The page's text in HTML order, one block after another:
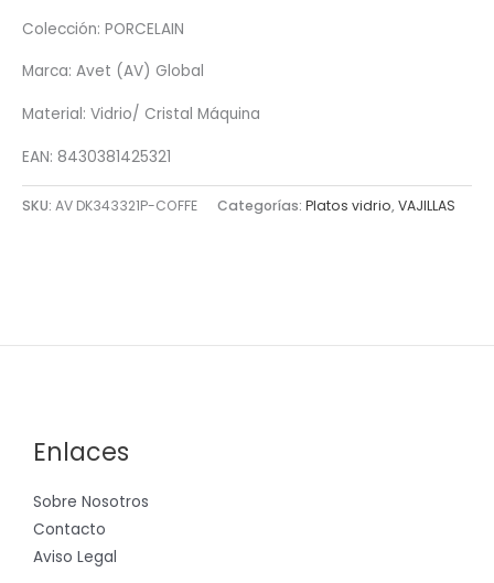
Colección: PORCELAIN
Marca: Avet (AV) Global
Material: Vidrio/ Cristal Máquina
EAN: 8430381425321
SKU: AV DK343321P-COFFE Categorías: Platos vidrio,VAJILLAS
Enlaces
Sobre Nosotros
Contacto
Aviso Legal